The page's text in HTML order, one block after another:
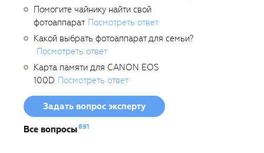
Помогите чайнику найти свой
фотоаппарат Посмотреть ответ
Какой выбрать фотоаппарат для семьи?
Посмотреть ответ
Карта памяти для CANON EOS
100D Посмотреть ответ
Задать вопрос эксперту
Все вопросы891